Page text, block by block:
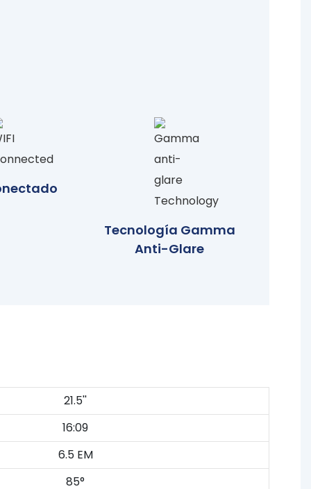
Tecnología Gamma
Anti-Glare
21.5''
16:09
6.5 EM
85°